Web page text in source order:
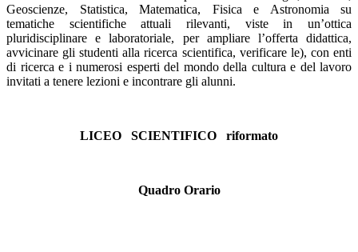
Geoscienze, Statistica, Matematica, Fisica e Astronomia su
tematiche scientifiche attuali rilevanti, viste in un’ottica
pluridisciplinare e laboratoriale, per ampliare l’offerta didattica,
avvicinare gli studenti alla ricerca scientifica, verificare le), con enti
di ricerca e i numerosi esperti del mondo della cultura e del lavoro
invitati a tenere lezioni e incontrare gli alunni.
LICEO SCIENTIFICO riformato
Quadro Orario